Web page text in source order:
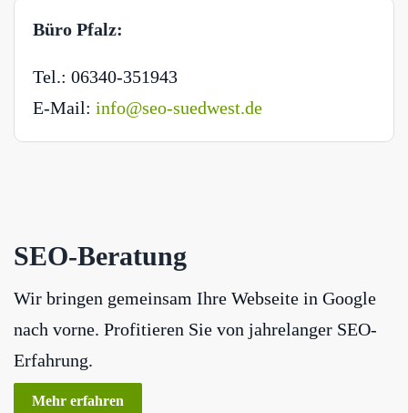
Büro Pfalz:
Tel.: 06340-351943
E-Mail: info@seo-suedwest.de
SEO-Beratung
Wir bringen gemeinsam Ihre Webseite in Google
nach vorne. Profitieren Sie von jahrelanger SEO-
Erfahrung.
Mehr erfahren